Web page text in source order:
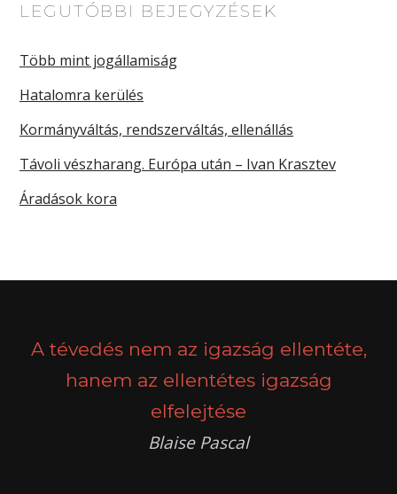
LEGUTÓBBI BEJEGYZÉSEK
Több mint jogállamiság
Hatalomra kerülés
Kormányváltás, rendszerváltás, ellenállás
Távoli vészharang. Európa után – Ivan Krasztev
Áradások kora
A tévedés nem az igazság ellentéte,
hanem az ellentétes igazság
elfelejtése
Blaise Pascal